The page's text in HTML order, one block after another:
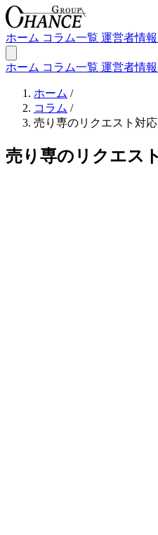
ホーム コラム一覧 運営者情報
ホーム コラム一覧 運営者情報
ホーム /
コラム /
売り専のリクエスト対
売り専のリクエス